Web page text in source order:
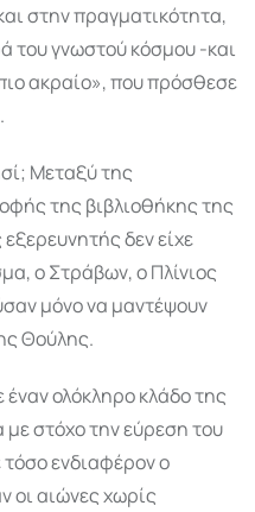
στην πραγματικότητα,
του γνωστού κόσμου -και
ακραίο», που πρόσθεσε
Μεταξύ της
της βιβλιοθήκης της
δεν είχε
ο Στράβων, ο Πλίνιος
μόνο να μαντέψουν
Θούλης.
ολόκληρο κλάδο της
στόχο την εύρεση του
τόσο ενδιαφέρον ο
οι αιώνες χωρίς